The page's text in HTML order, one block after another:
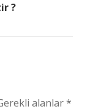
?
alanlar*